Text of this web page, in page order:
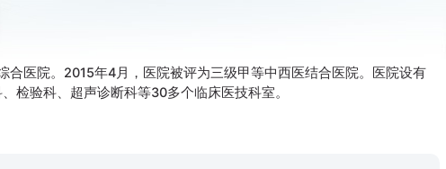
医院。2015年4月，医院被评为三级甲等中西医结合医院。医院设有
检验科、超声诊断科等30多个临床医技科室。